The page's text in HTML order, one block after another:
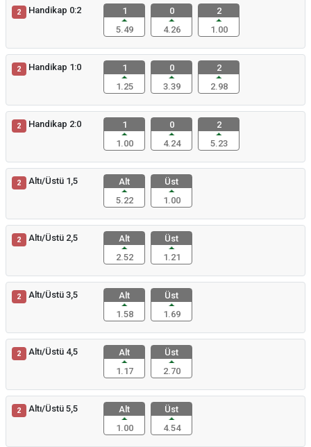
2 Handikap 0:2
1
5.49
0
4.26
2
1.00
2 Handikap 1:0
1
1.25
0
3.39
2
2.98
2 Handikap 2:0
1
1.00
0
4.24
2
5.23
2 Altı/Üstü 1,5
Alt
5.22
Üst
1.00
2 Altı/Üstü 2,5
Alt
2.52
Üst
1.21
2 Altı/Üstü 3,5
Alt
1.58
Üst
1.69
2 Altı/Üstü 4,5
Alt
1.17
Üst
2.70
2 Altı/Üstü 5,5
Alt
1.00
Üst
4.54